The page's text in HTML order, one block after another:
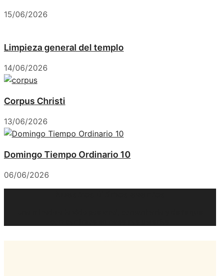
15/06/2026
Limpieza general del templo
14/06/2026
Corpus Christi
13/06/2026
Domingo Tiempo Ordinario 10
06/06/2026